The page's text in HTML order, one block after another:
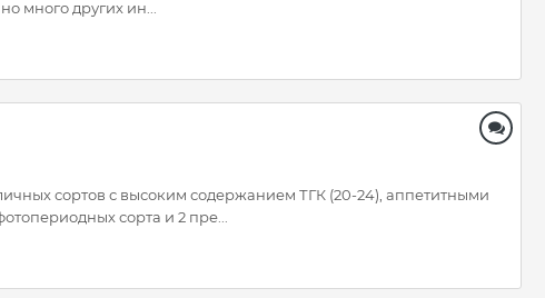
много других ин...
сортов с высоким содержанием ТГК (20-24), аппетитными
сорта и 2 пре...